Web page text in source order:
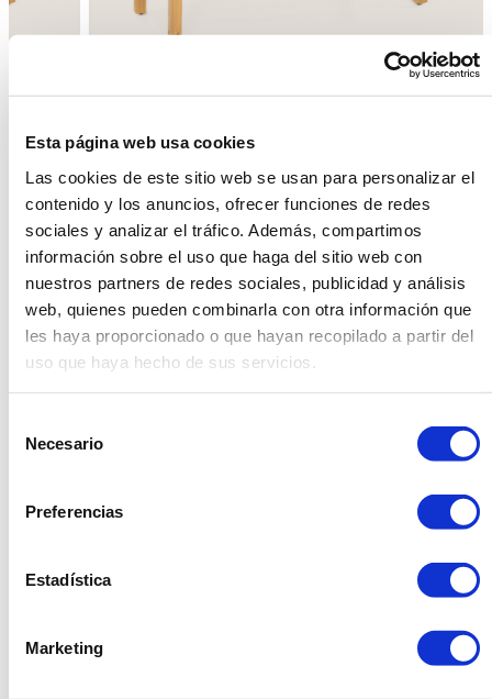
Esta página web usa cookies
Las cookies de este sitio web se usan para personalizar el
contenido y los anuncios, ofrecer funciones de redes
sociales y analizar el tráfico. Además, compartimos
información sobre el uso que haga del sitio web con
nuestros partners de redes sociales, publicidad y análisis
web, quienes pueden combinarla con otra información que
les haya proporcionado o que hayan recopilado a partir del
uso que haya hecho de sus servicios.
Necesario
Preferencias
Estadística
Marketing
Enrere Següent